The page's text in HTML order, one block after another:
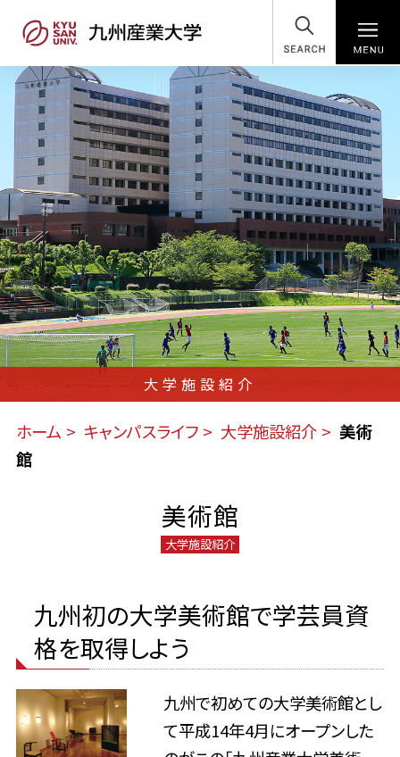
SEARCH
大学施設紹介
ホーム キャンパスライフ 大学施設紹介
美術
館
美術館
大学施設紹介
九州初の大学美術館で学芸員資
格を取得しよう
九州で初めての大学美術館とし
て平成14年4月にオープンした